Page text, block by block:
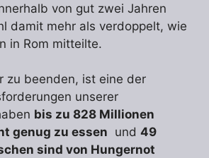
von gut zwei Jahren
damit mehr als verdoppelt, wie
in Rom mitteilte.
zu beenden, ist eine der
unserer
bis zu 828 Millionen
genug zu essen und 49
sind von Hungernot